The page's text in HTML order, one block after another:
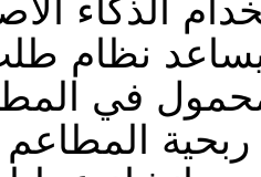
الذكاء
نظام
في
ربحية